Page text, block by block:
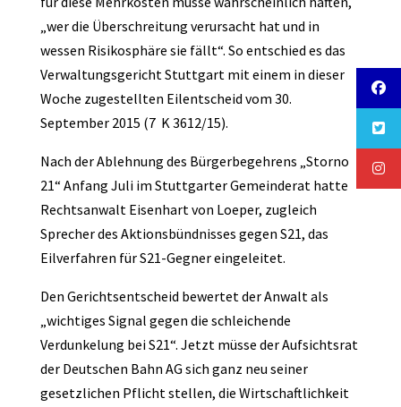
„wer die Überschreitung verursacht hat und in
wessen Risikosphäre sie fällt“. So entschied es das
Verwaltungsgericht Stuttgart mit einem in dieser
Woche zugestellten Eilentscheid vom 30.
September 2015 (7 K 3612/15).
Nach der Ablehnung des Bürgerbegehrens „Storno
21“ Anfang Juli im Stuttgarter Gemeinderat hatte
Rechtsanwalt Eisenhart von Loeper, zugleich
Sprecher des Aktionsbündnisses gegen S21, das
Eilverfahren für S21-Gegner eingeleitet.
Den Gerichtsentscheid bewertet der Anwalt als
„wichtiges Signal gegen die schleichende
Verdunkelung bei S21“. Jetzt müsse der Aufsichtsrat
der Deutschen Bahn AG sich ganz neu seiner
gesetzlichen Pflicht stellen, die Wirtschaftlichkeit